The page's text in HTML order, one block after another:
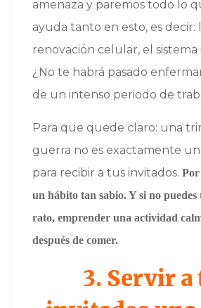
amenaza y paremos todo lo
ayuda tanto en esto, es decir:
renovación celular, el
¿No te habrá pasado
de un intenso periodo de
Para que quede claro: una
guerra no es exactamente
para recibir a tus invitados. Por
un hábito tan sabio. Y si no
rato, emprender una actividad
después de comer.
3. Servir a